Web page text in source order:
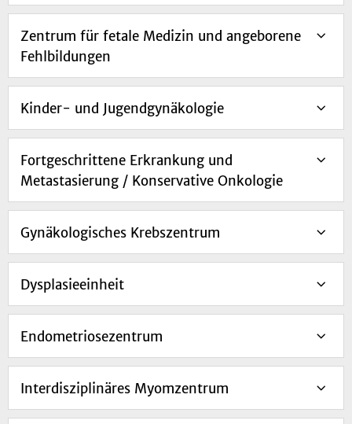
Zentrum für fetale Medizin und angeborene
Fehlbildungen
Kinder- und Jugendgynäkologie
Fortgeschrittene Erkrankung und
Metastasierung / Konservative Onkologie
Gynäkologisches Krebszentrum
Dysplasieeinheit
Endometriosezentrum
Interdisziplinäres Myomzentrum